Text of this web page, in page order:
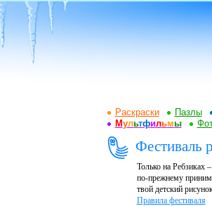
Раскраски
Пазлы
Мультфильмы
Фестиваль
Только на Ребзиках
по-прежнему
твой детский
Правила фестиваля